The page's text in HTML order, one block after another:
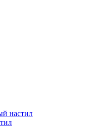
настил